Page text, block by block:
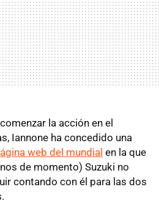
la acción en el
Iannone ha concedido una
web del mundial en la que
de momento) Suzuki no
contando con él para las dos